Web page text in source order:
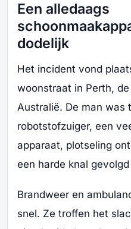
Een alledaags
dodelijk
Het incident vond
woonstraat in Perth,
Australië. De man was
robotstofzuiger, een
apparaat, plotseling
een harde knal
Brandweer en
snel. Ze troffen het